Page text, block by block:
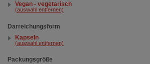
Vegan - vegetarisch
(auswahl entfernen)
Darreichungsform
Kapseln
(auswahl entfernen)
Packungsgröße